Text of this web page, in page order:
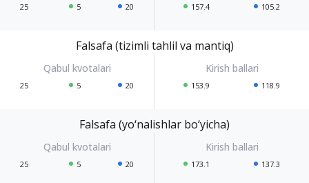
25 5 20 157.4 105.2
Falsafa (tizimli tahlil va mantiq)
25 5 20 153.9 118.9
Falsafa (yo‘nalishlar bo‘yicha)
25 5 20 173.1 137.3